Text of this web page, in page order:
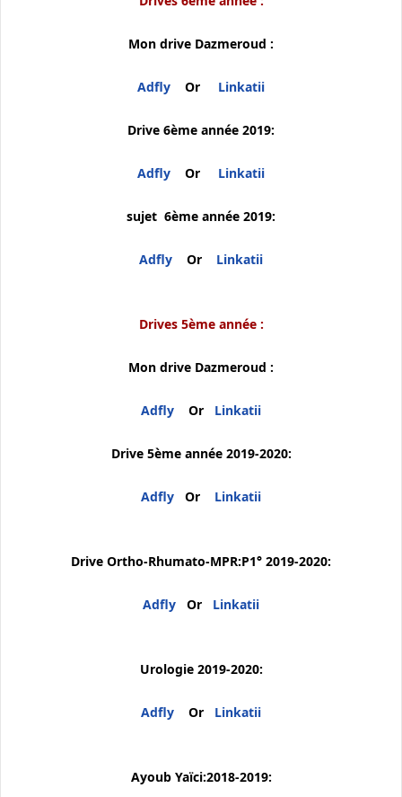
Mon drive Dazmeroud :
Adfly Or Linkatii
Drive 6ème année 2019:
Adfly Or Linkatii
sujet 6ème année 2019:
Adfly Or Linkatii
Drives 5ème année :
Mon drive Dazmeroud :
Adfly Or Linkatii
Drive 5ème année 2019-2020:
Adfly Or Linkatii
Drive Ortho-Rhumato-MPR:P1° 2019-2020:
Adfly Or Linkatii
Urologie 2019-2020:
Adfly Or Linkatii
Ayoub Yaïci:2018-2019: